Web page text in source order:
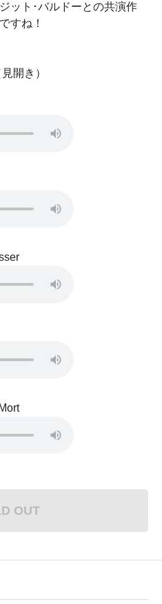
ット･バルドーとの共演作
すね！
開き）
OUT